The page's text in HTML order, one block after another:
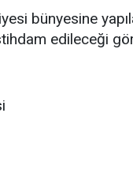
bünyesine
edileceği